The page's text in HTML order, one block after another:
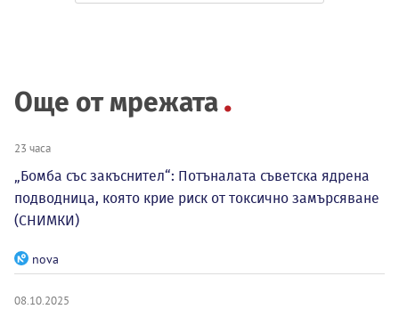
Още от мрежата
23 часа
„Бомба със закъснител“: Потъналата съветска ядрена
подводница, която крие риск от токсично замърсяване
(СНИМКИ)
nova
08.10.2025